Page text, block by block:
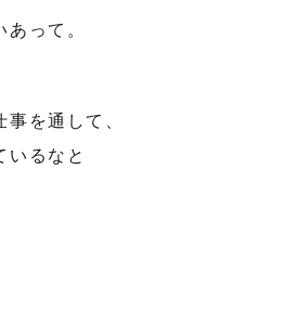
って。
を通して、
いるなと